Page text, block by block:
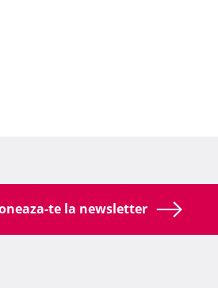
te la newsletter